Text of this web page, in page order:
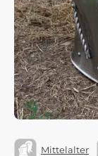
Mittelalter